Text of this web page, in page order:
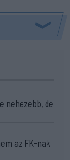
nehezebb, de
az FK-nak